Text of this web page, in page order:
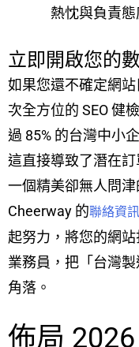
熱忱與負責態
立即開啟您的
如果您還不確定網
次全方位的 SEO 健
過 85% 的台灣中小
這直接導致了潛在
一個精美卻無人問
Cheerway 的聯絡資訊
起努力，將您的網
業務員，把「台灣
角落。
佈局